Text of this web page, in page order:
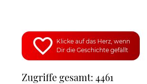
Klicke auf das Herz, wenn
Dir die Geschichte gefällt
Zugriffe gesamt: 4461